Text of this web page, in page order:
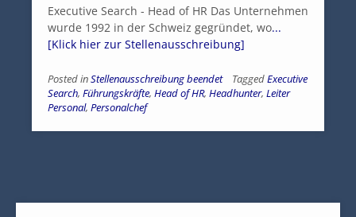
Executive Search - Head of HR Das Unternehmen
wurde 1992 in der Schweiz gegründet, wo...
[Klick hier zur Stellenausschreibung]
Posted inStellenausschreibung beendet TaggedExecutive
Search, Führungskräfte, Head of HR, Headhunter, Leiter
Personal, Personalchef